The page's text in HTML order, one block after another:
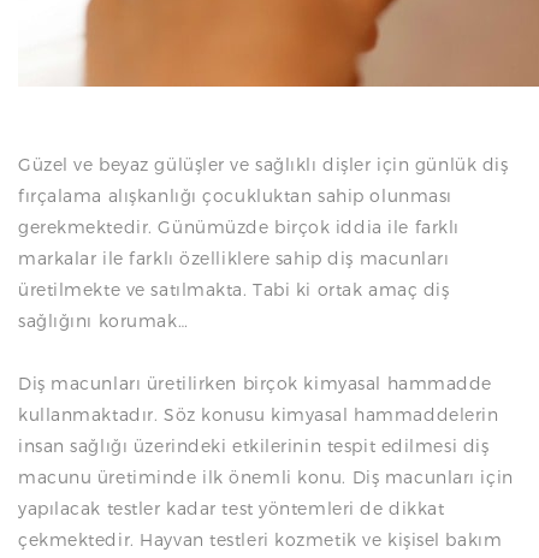
Güzel ve beyaz gülüşler ve sağlıklı dişler için günlük diş
fırçalama alışkanlığı çocukluktan sahip olunması
gerekmektedir. Günümüzde birçok iddia ile farklı
markalar ile farklı özelliklere sahip diş macunları
üretilmekte ve satılmakta. Tabi ki ortak amaç diş
sağlığını korumak…
Diş macunları üretilirken birçok kimyasal hammadde
kullanmaktadır. Söz konusu kimyasal hammaddelerin
insan sağlığı üzerindeki etkilerinin tespit edilmesi diş
macunu üretiminde ilk önemli konu. Diş macunları için
yapılacak testler kadar test yöntemleri de dikkat
çekmektedir. Hayvan testleri kozmetik ve kişisel bakım